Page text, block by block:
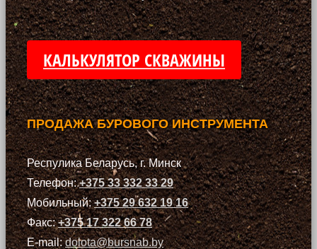
КАЛЬКУЛЯТОР СКВАЖИНЫ
ПРОДАЖА БУРОВОГО ИНСТРУМЕНТА
Респулика Беларусь, г. Минск
Телефон:+375 33 332 33 29
Мобильный:+375 29 632 19 16
Факс:+375 17 322 66 78
E-mail:dolota@bursnab.by